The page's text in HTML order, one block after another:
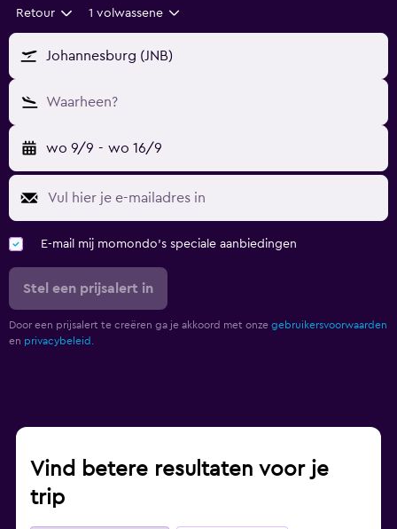
Retour 1 volwassene
Johannesburg (JNB)
Waarheen?
wo 9/9 - wo 16/9
E-mail mij momondo's speciale aanbiedingen
Stel een prijsalert in
Door een prijsalert te creëren ga je akkoord met onze gebruikersvoorwaarden
en privacybeleid.
Vind betere resultaten voor je
trip